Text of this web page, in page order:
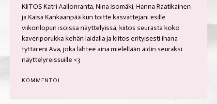
KIITOS Katri Aallonranta, Nina Isomäki, Hanna Raatikainen
ja Kaisa Kankaanpää kun toitte kasvattejani esille
viikonlopun isoissa näyttelyissä, kiitos seurasta koko
kaveriporukka kehän laidalla ja kiitos erityisesti ihana
tyttäreni Ava, joka lähtee aina mielellään äidin seuraksi
näyttelyreissuille <3
KOMMENTOI